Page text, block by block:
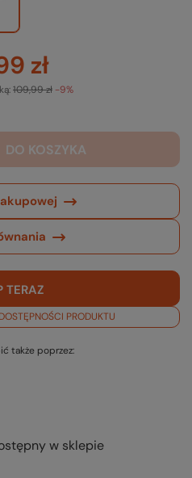
zł
109,99 zł -9%
DO KOSZYKA
TERAZ
PRODUKTU
także poprzez:
w sklepie